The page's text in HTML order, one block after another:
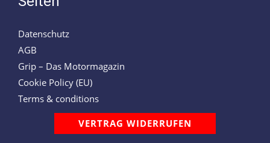
Datenschutz
AGB
Grip – Das Motormagazin
Cookie Policy (EU)
Terms & conditions
VERTRAG WIDERRUFEN